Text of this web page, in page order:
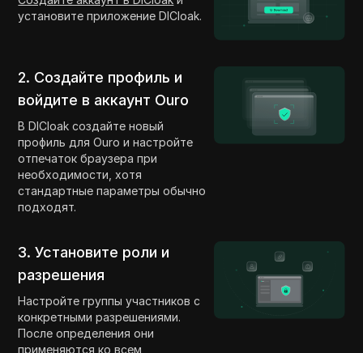
установите приложение DICloak.
2. Создайте профиль и
войдите в аккаунт Ouro
В DICloak создайте новый
профиль для Ouro и настройте
отпечаток браузера при
необходимости, хотя
стандартные параметры обычно
подходят.
3. Установите роли и
разрешения
Настройте группы участников с
конкретными разрешениями.
После определения они
применяются ко всем